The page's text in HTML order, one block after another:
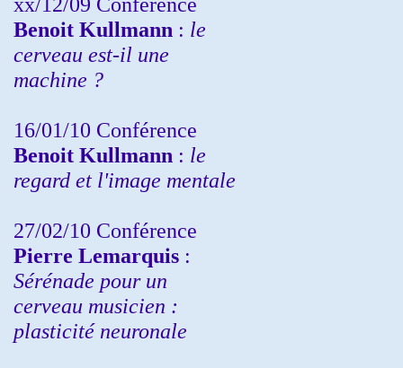
Benoit Kullmann : le
cerveau est-il une
machine ?
16/01/10 Conférence
Benoit Kullmann : le
regard et l'image mentale
27/02/10 Conférence
Pierre Lemarquis :
Sérénade pour un
cerveau musicien :
plasticité neuronale